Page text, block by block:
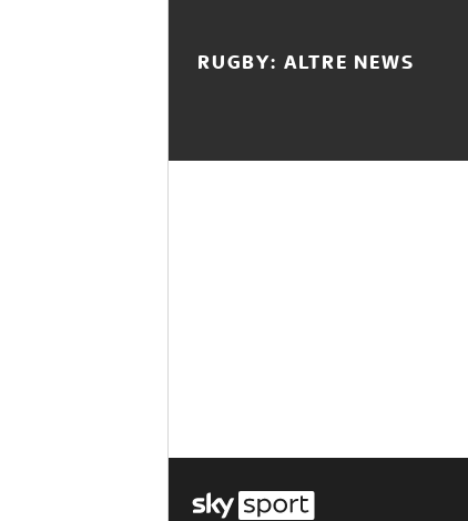
RUGBY: ALTRE NEWS